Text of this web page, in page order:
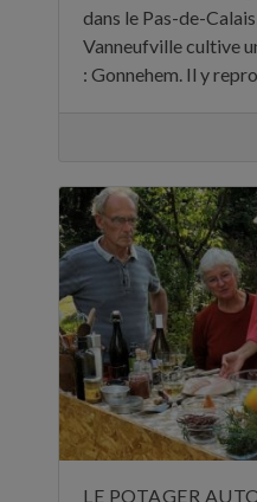
dans le Pas-de-
Vanneufville cultive
: Gonnehem. Il y
LE POTAGER